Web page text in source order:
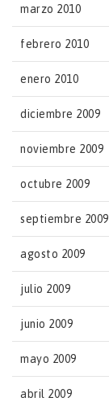
marzo 2010
febrero 2010
enero 2010
diciembre 2009
noviembre 2009
octubre 2009
septiembre 2009
agosto 2009
julio 2009
junio 2009
mayo 2009
abril 2009